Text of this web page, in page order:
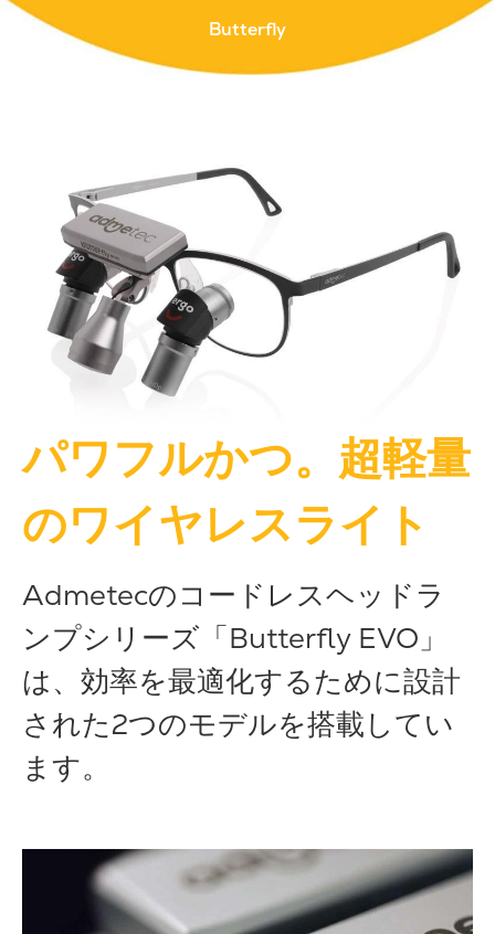
Butterfly
パワフルかつ。超軽量
のワイヤレスライト
Admetecのコードレスヘッドラ
ンプシリーズ「Butterfly EVO」
は、効率を最適化するために設計
された2つのモデルを搭載してい
ます。